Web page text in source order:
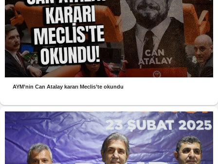
AYM’nin Can Atalay kararı Meclis’te okundu